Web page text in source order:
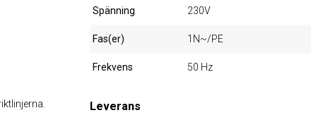
Spänning 230V
Fas(er) 1N~/PE
Frekvens 50 Hz
Leverans